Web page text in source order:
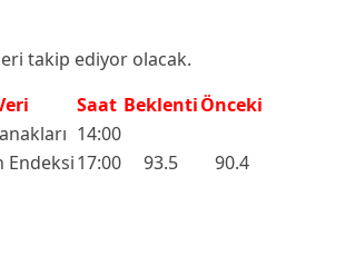
takip ediyor olacak.
Saat BeklentiÖnceki
14:00
Endeksi17:00 93.5 90.4